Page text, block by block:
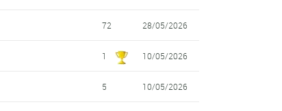
72 28/05/2026
1 10/05/2026
5 10/05/2026